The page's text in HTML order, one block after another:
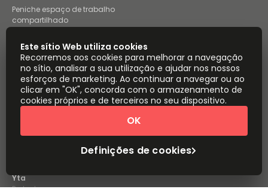
Peniche espaço de trabalho
compartilhado
compartilhado
S. João da Madeira espaço de
trabalho compartilhado
Instant Offices Coworker
The Instant Group
Coworkintel
Incendium
Yta
Este sítio Web utiliza cookies
Recorremos aos cookies para melhorar a navegação
no sítio, analisar a sua utilização e ajudar nos nossos
esforços de marketing. Ao continuar a navegar ou ao
clicar em "OK", concorda com o armazenamento de
cookies próprios e de terceiros no seu dispositivo.
Definições de cookies
OK